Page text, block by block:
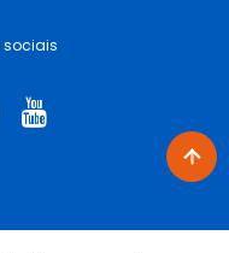
sociais